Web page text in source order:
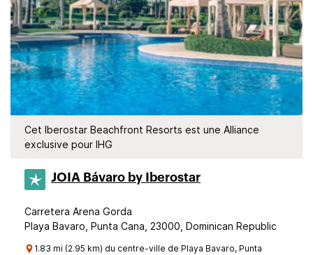
Cet Iberostar Beachfront Resorts est une Alliance
exclusive pour IHG
JOIA Bávaro by Iberostar
Carretera Arena Gorda
Playa Bavaro, Punta Cana, 23000, Dominican Republic
1.83 mi (2.95 km) du centre-ville de Playa Bavaro, Punta